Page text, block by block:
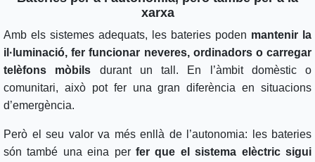
xarxa
Amb els sistemes adequats, les bateries poden mantenir la
il·luminació, fer funcionar neveres, ordinadors o carregar
telèfons mòbils durant un tall. En l’àmbit domèstic o
comunitari, això pot fer una gran diferència en situacions
d’emergència.
Però el seu valor va més enllà de l’autonomia: les bateries
són també una eina per fer que el sistema elèctric sigui